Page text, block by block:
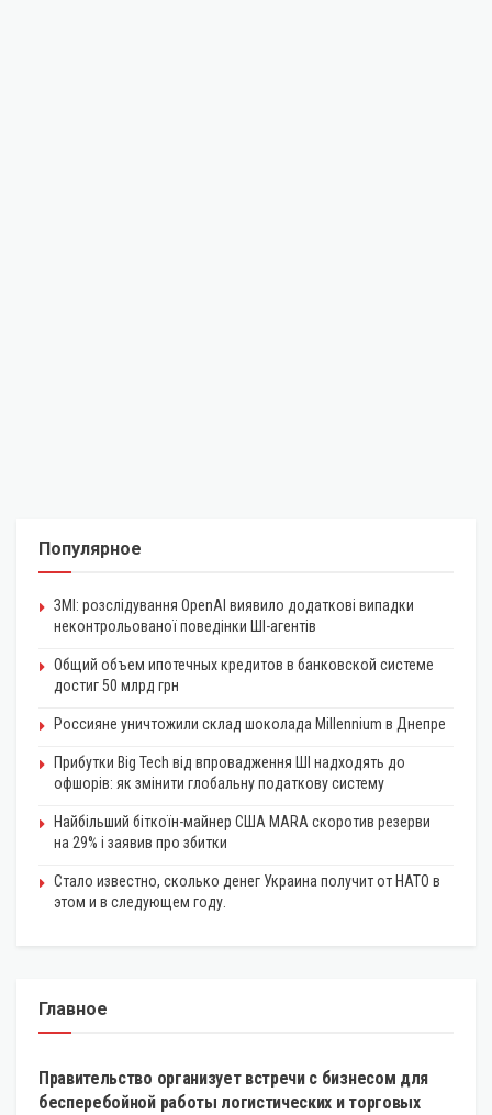
Популярное
ЗМІ: розслідування OpenAI виявило додаткові випадки
неконтрольованої поведінки ШІ-агентів
Общий объем ипотечных кредитов в банковской системе
достиг 50 млрд грн
Россияне уничтожили склад шоколада Millennium в Днепре
Прибутки Big Tech від впровадження ШІ надходять до
офшорів: як змінити глобальну податкову систему
Найбільший біткоїн-майнер США MARA скоротив резерви
на 29% і заявив про збитки
Стало известно, сколько денег Украина получит от НАТО в
этом и в следующем году.
Главное
ЭКОНОМИКА
Правительство организует встречи с бизнесом для
бесперебойной работы логистических и торговых